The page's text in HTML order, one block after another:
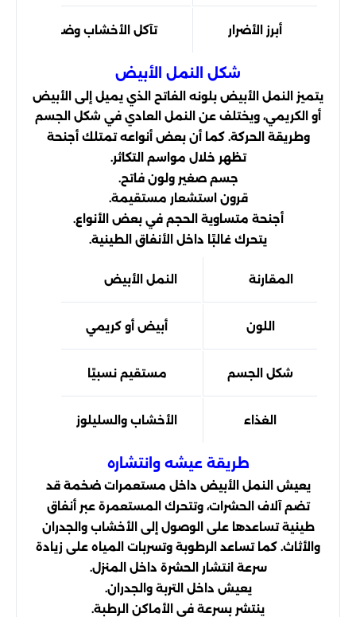
أبرز الأضرار تآكل الأخشاب وضعف
شكل النمل الأبيض
يتميز النمل الأبيض بلونه الفاتح الذي يميل إلى الأبيض
أو الكريمي، ويختلف عن النمل العادي في شكل الجسم
وطريقة الحركة. كما أن بعض أنواعه تمتلك أجنحة
تظهر خلال مواسم التكاثر.
جسم صغير ولون فاتح.
قرون استشعار مستقيمة.
أجنحة متساوية الحجم في بعض الأنواع.
يتحرك غالبًا داخل الأنفاق الطينية.
المقارنة النمل الأبيض
اللون أبيض أو كريمي
شكل الجسم مستقيم نسبيًا
الغذاء الأخشاب والسليلوز
طريقة عيشه وانتشاره
يعيش النمل الأبيض داخل مستعمرات ضخمة قد
تضم آلاف الحشرات، وتتحرك المستعمرة عبر أنفاق
طينية تساعدها على الوصول إلى الأخشاب والجدران
والأثاث. كما تساعد الرطوبة وتسربات المياه على زيادة
سرعة انتشار الحشرة داخل المنزل.
يعيش داخل التربة والجدران.
ينتشر بسرعة في الأماكن الرطبة.